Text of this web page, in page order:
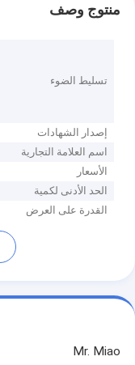
منتوج وصف
تسليط الضوء
إصدار الشهادات
اسم العلامة التجارية
الأسعار
الحد الأدنى لكمية
القدرة على العرض
Mr. Miao